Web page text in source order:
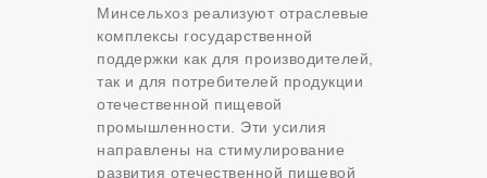
Минсельхоз реализуют отраслевые
комплексы государственной
поддержки как для производителей,
так и для потребителей продукции
отечественной пищевой
промышленности. Эти усилия
направлены на стимулирование
развития отечественной пищевой